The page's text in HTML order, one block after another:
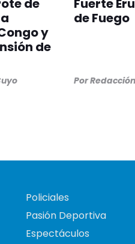
de
y
de
Fuerte
de Fuego
Por
Policiales
Pasión Deportiva
Espectáculos